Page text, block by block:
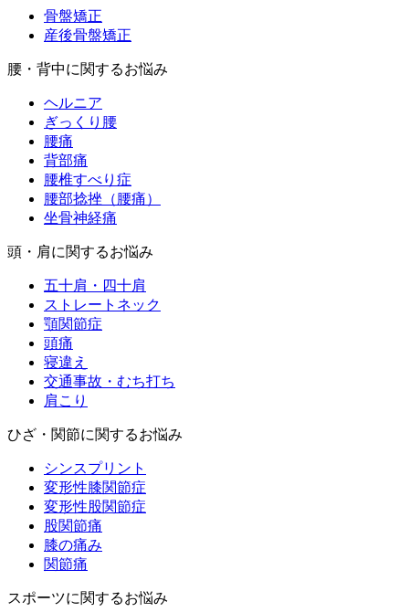
骨盤矯正
産後骨盤矯正
腰・背中に関するお悩み
ヘルニア
ぎっくり腰
腰痛
背部痛
腰椎すべり症
腰部捻挫（腰痛）
坐骨神経痛
頭・肩に関するお悩み
五十肩・四十肩
ストレートネック
顎関節症
頭痛
寝違え
交通事故・むち打ち
肩こり
ひざ・関節に関するお悩み
シンスプリント
変形性膝関節症
変形性股関節症
股関節痛
膝の痛み
関節痛
スポーツに関するお悩み